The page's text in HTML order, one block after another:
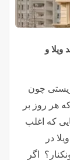
و
چون
هر روز بر
که اغلب
در
اگر